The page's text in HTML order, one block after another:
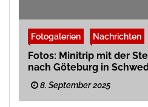
Fotogalerien Nachrichten
Fotos: Minitrip mit der
nach Göteburg in
8. September 2025